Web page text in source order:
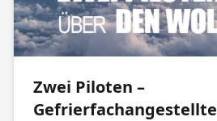
Zwei Piloten –
Gefrierfachangestellte